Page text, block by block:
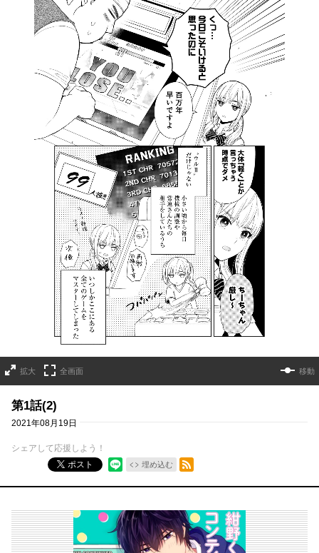
拡大 全画面 移動
第1話(2)
2021年08月19日
シェアして応援しよう！
ポスト
埋め込む
RSSフィード